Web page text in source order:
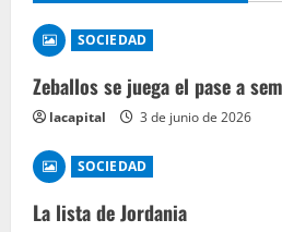
SOCIEDAD
Zeballos se juega el pase a
lacapital 3 de junio de 2026
SOCIEDAD
La lista de Jordania